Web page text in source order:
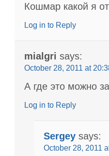
Кошмар какой я
Log in to Reply
mialgri says:
October 28, 2011 at
А где это можно
Log in to Reply
Sergey says:
October 28, 2011